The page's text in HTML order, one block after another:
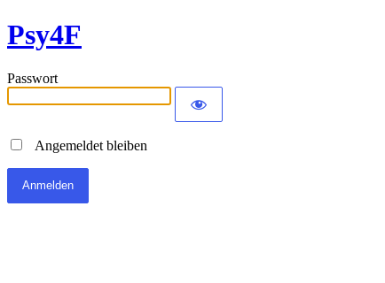
Psy4F
Passwort
Angemeldet bleiben